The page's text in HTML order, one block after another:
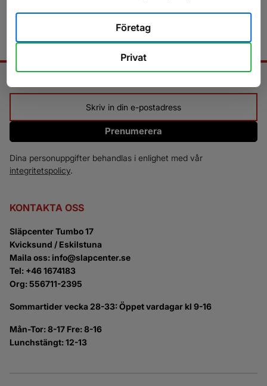
Prenumerera
Dina personuppgifter behandlas i enlighet med vår
integritetspolicy.
KONTAKTA OSS
Släpcenter Tumbo 17
Kvicksund / Eskilstuna
Maila oss: info@slapcenter.se
Tel: +46 1674183
Org: 556711-2395
Sommartider vecka 28-33: Öppet vardagar kl 9-16
Mån-Tor: 8-17 Fre: 8-16
Lunchstängt: 12-13
Företag
Privat